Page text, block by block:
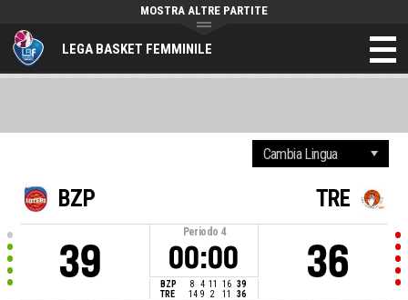
LEGA BASKET FEMMINILE
MOSTRA ALTRE PARTITE
BZP
39
Periodo 4
00:00
BZP 8 4 11 16 39
TRE
14 9 2 11 36
TRE
36